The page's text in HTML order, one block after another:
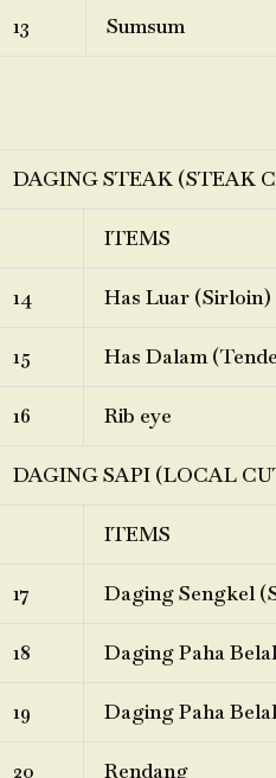
13 Sumsum
DAGING STEAK (STEAK
ITEMS
14 Has Luar (Sirloin)
15 Has Dalam
16 Rib eye
DAGING SAPI (LOCAL
ITEMS
17 Daging Sengkel
18 Daging Paha
19 Daging Paha
20 Rendang